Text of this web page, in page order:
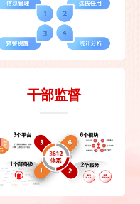
干部监督